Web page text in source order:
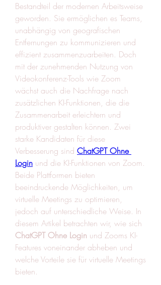
Bestandteil der modernen Arbeitsweise
geworden. Sie ermöglichen es Teams,
unabhängig von geografischen
Entfernungen zu kommunizieren und
effizient zusammenzuarbeiten. Doch
mit der zunehmenden Nutzung von
Videokonferenz-Tools wie Zoom
wächst auch die Nachfrage nach
zusätzlichen KI-Funktionen, die die
Zusammenarbeit erleichtern und
produktiver gestalten können. Zwei
starke Kandidaten für diese
Verbesserung sind ChatGPT Ohne
Login und die KI-Funktionen von Zoom.
Beide Plattformen bieten
beeindruckende Möglichkeiten, um
virtuelle Meetings zu optimieren,
jedoch auf unterschiedliche Weise. In
ChatGPT Ohne Login und Zooms KI-
Features voneinander abheben und
welche Vorteile sie für virtuelle Meetings
bieten.